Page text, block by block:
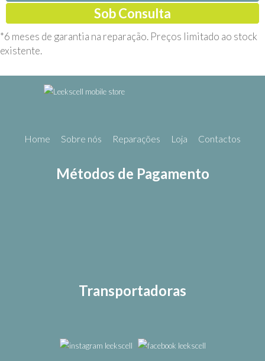
Sob Consulta
*6 meses de garantia na reparação. Preços limitado ao stock
existente.
Home Sobre nós Reparações Loja Contactos
Métodos de Pagamento
Transportadoras